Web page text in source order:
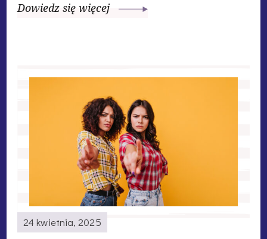
Dowiedz się więcej
24 kwietnia, 2025